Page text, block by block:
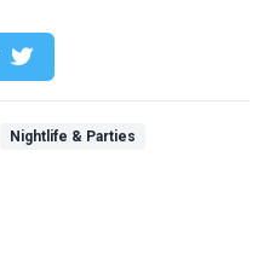
Nightlife & Parties